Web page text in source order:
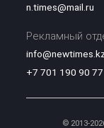
n.times@mail.ru
Рекламный
+7 701 190 90 77
© 2013-